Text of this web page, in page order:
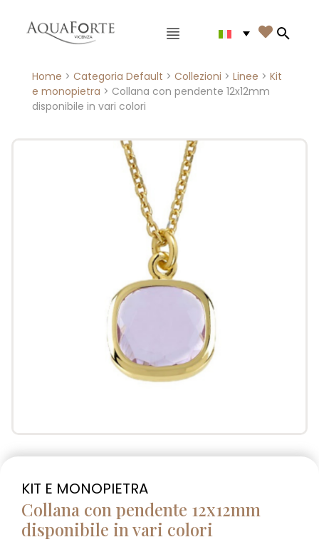
Menù principale 
Home > Categoria Default > Collezioni > Linee > Kit
e monopietra > Collana con pendente 12x12mm
disponibile in vari colori
KIT E MONOPIETRA
Collana con pendente 12x12mm
disponibile in vari colori